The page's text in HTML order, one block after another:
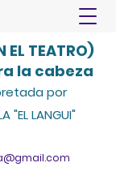
EL TEATRO)
la cabeza
por
"EL LANGUI"